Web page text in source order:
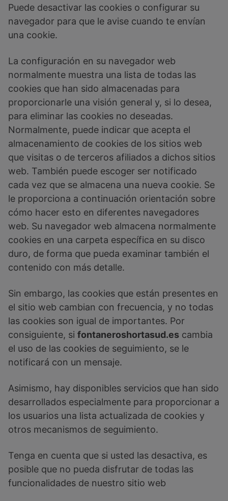
Puede desactivar las cookies o configurar su
navegador para que le avise cuando te envían
una cookie.
La configuración en su navegador web
normalmente muestra una lista de todas las
cookies que han sido almacenadas para
proporcionarle una visión general y, si lo desea,
para eliminar las cookies no deseadas.
Normalmente, puede indicar que acepta el
almacenamiento de cookies de los sitios web
que visitas o de terceros afiliados a dichos sitios
web. También puede escoger ser notificado
cada vez que se almacena una nueva cookie. Se
le proporciona a continuación orientación sobre
cómo hacer esto en diferentes navegadores
web. Su navegador web almacena normalmente
cookies en una carpeta específica en su disco
duro, de forma que pueda examinar también el
contenido con más detalle.
Sin embargo, las cookies que están presentes en
el sitio web cambian con frecuencia, y no todas
las cookies son igual de importantes. Por
consiguiente, si fontaneroshortasud.es cambia
el uso de las cookies de seguimiento, se le
notificará con un mensaje.
Asimismo, hay disponibles servicios que han sido
desarrollados especialmente para proporcionar a
los usuarios una lista actualizada de cookies y
otros mecanismos de seguimiento.
Tenga en cuenta que si usted las desactiva, es
posible que no pueda disfrutar de todas las
funcionalidades de nuestro sitio web